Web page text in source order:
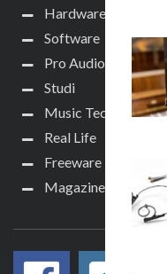
Hardware
Software
Pro Audio
Studi
Music Tech
Real Life
Freeware
Magazine